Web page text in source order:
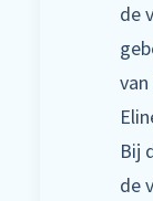
de
Bij
de